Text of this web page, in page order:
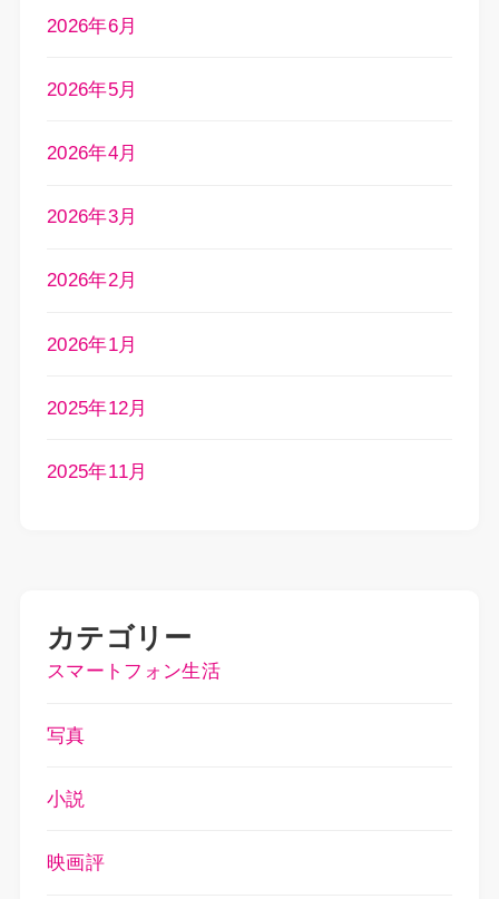
2026年6月
2026年5月
2026年4月
2026年3月
2026年2月
2026年1月
2025年12月
2025年11月
カテゴリー
スマートフォン生活
写真
小説
映画評